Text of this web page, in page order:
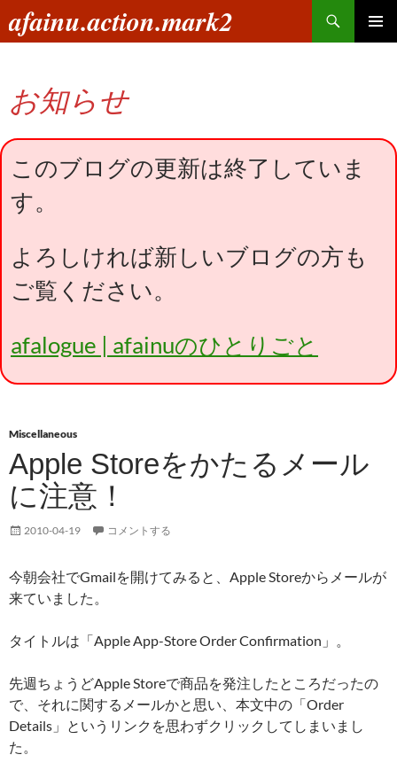
ン
へ
ス
キ
プ
afainu.action.mark2
索
お知らせ
このブログの更新は終了していま
す。
よろしければ新しいブログの方も
ご覧ください。
afalogue | afainuのひとりごと
Miscellaneous
Apple Storeをかたるメール
に注意！
2010-04-19 コメントする
今朝会社でGmailを開けてみると、Apple Storeからメールが
来ていました。
タイトルは「Apple App-Store Order Confirmation」。
先週ちょうどApple Storeで商品を発注したところだったの
で、それに関するメールかと思い、本文中の「Order
Details」というリンクを思わずクリックしてしまいまし
た。